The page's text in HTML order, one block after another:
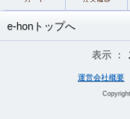
e-honトップへ
表示 ：
運営会社概要